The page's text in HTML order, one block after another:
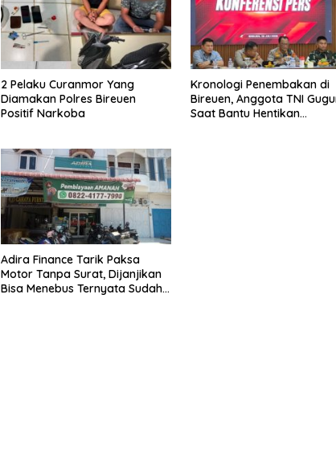
2 Pelaku Curanmor Yang
Diamakan Polres Bireuen
Positif Narkoba
Kronologi Penembakan di
Bireuen, Anggota TNI
Saat Bantu Hentikan
Adira Finance Tarik Paksa
Motor Tanpa Surat, Dijanjikan
Bisa Menebus Ternyata Sudah